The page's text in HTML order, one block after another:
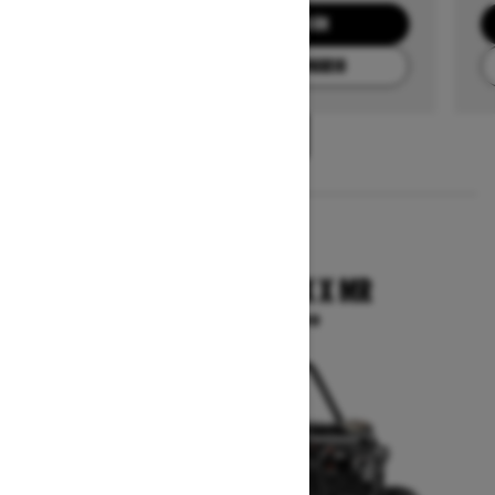
SOLICITA UNA COTIZACIÓN
ENCUENTRA TU CONCESIONARIO
COMMANDER MAX X MR
A partir de $27,099